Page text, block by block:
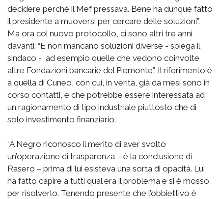
decidere perché il Mef pressava. Bene ha dunque fatto
il presidente a muoversi per cercare delle soluzioni”.
Ma ora col nuovo protocollo, ci sono altri tre anni
davanti: “E non mancano soluzioni diverse - spiega il
sindaco - ad esempio quelle che vedono coinvolte
altre Fondazioni bancarie del Piemonte”. Il riferimento è
a quella di Cuneo, con cui, in verità, già da mesi sono in
corso contatti, e che potrebbe essere interessata ad
un ragionamento di tipo industriale piuttosto che di
solo investimento finanziario.
“A Negro riconosco il merito di aver svolto
un’operazione di trasparenza – è la conclusione di
Rasero – prima di lui esisteva una sorta di opacità. Lui
ha fatto capire a tutti qual era il problema e si è mosso
per risolverlo. Tenendo presente che l’obbiettivo è